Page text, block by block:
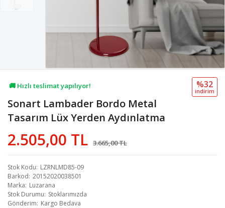
🚚 Hızlı teslimat yapılıyor!
💖 60,7B kişi favoriledi!
💸 Sepette 100 TL indirim!
Sonart Lambader Bordo Metal
Tasarım Lüx Yerden Aydınlatma
2.505,00 TL 3.665,00 TL
%32
i̇ndi̇ri̇m
Stok Kodu LZRNLMD85-09
Barkod 20152020038501
Marka Luzarana
Stok Durumu Stoklarımızda
Gönderim Kargo Bedava